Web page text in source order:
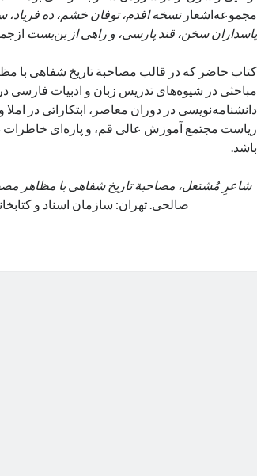
مجموعه‌اشعارنسخه اقدم، توفان خشم، ده فریاد،
پاسداران سخن، قند پارسی، و راهی از بن‌بست
کتاب حاضر که در قالب مصاحبة تاریخ شفاهی با
مباحثی در شیوه‌های تدریس زبان و ادبیات فارسی
دانشنامه‌نویسی در دوران معاصر، ابتکاراتی در
ریاست مجتمع آموزش عالی قم، و پاره‌ای خاطرات
باشد.
شاعرِ مُشتعل، مصاحبة تاریخ شفاهی با مظاهر
صالحی. تهران: سازمان اسناد و کتابخانة